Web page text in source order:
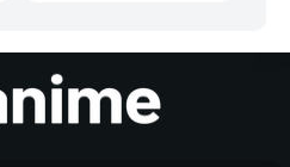
Historico
Josei